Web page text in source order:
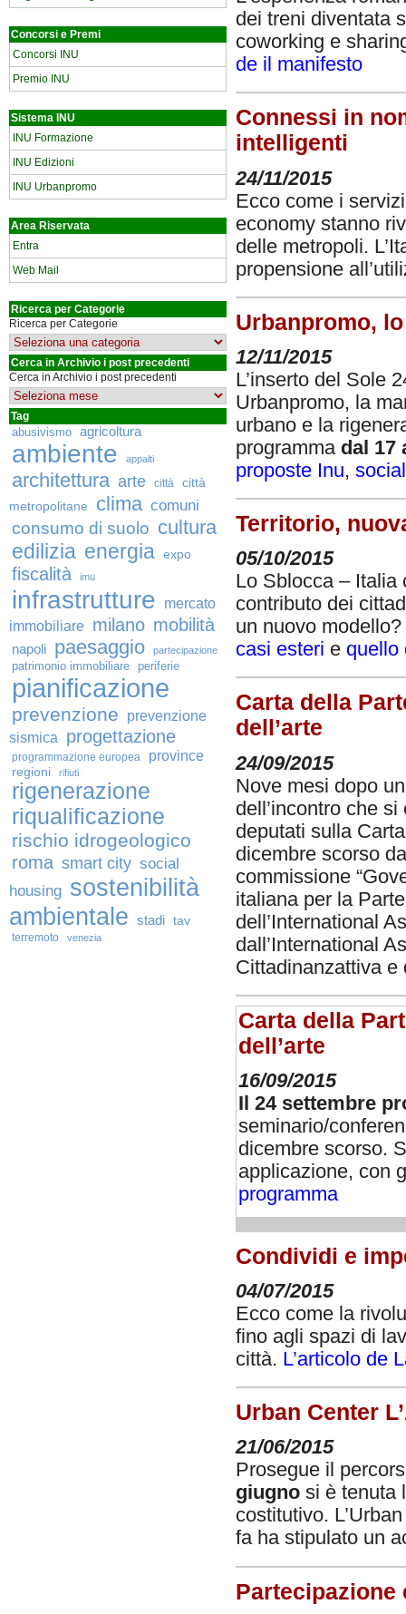
Concorsi e Premi
Concorsi INU
Premio INU
Sistema INU
INU Formazione
INU Edizioni
INU Urbanpromo
Area Riservata
Entra
Web Mail
Ricerca per Categorie
Ricerca per Categorie
Cerca in Archivio i post precedenti
Cerca in Archivio i post precedenti
Tag
abusivismo agricoltura
ambiente appalti
architettura arte città
città
metropolitane
clima comuni
consumo di suolo cultura
edilizia energia expo
fiscalità imu
infrastrutture
mercato
immobiliare milano mobilità
napoli paesaggio partecipazione
patrimonio immobiliare periferie
pianificazione
prevenzione
prevenzione
sismica
progettazione
programmazione europea province
regioni rifiuti
rigenerazione
riqualificazione
rischio idrogeologico
roma smart city social
housing sostenibilità
ambientale stadi tav
terremoto venezia
dei treni diventata
coworking e
de il manifesto
Connessi in
intelligenti
24/11/2015
Ecco come i
economy stanno
delle metropoli.
propensione
Urbanpromo,
12/11/2015
L’inserto del Sole
Urbanpromo, la
urbano e la
programma dal 17
proposte Inu,
Territorio,
05/10/2015
Lo Sblocca – Italia
contributo dei
un nuovo
casi esteri e quello
Carta della
dell’arte
24/09/2015
Nove mesi dopo
dell’incontro che
deputati sulla
dicembre scorso
commissione
italiana per la
dell’International
dall’International
Cittadinanzattiva e
Carta della
dell’arte
16/09/2015
Il 24 settembre
seminario/
dicembre scorso.
applicazione, con
programma
Condividi e
04/07/2015
Ecco come la
fino agli spazi di
città. L’articolo de
Urban Center
21/06/2015
Prosegue il
giugno si è tenuta
costitutivo.
fa ha stipulato un